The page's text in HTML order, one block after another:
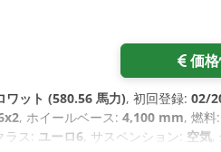
価
ワット (580.56 馬力), 初回登録: 02/
, ホイールベース: 4,100 mm, 燃料:
ラス: ユーロ6, サスペンション: 空気,